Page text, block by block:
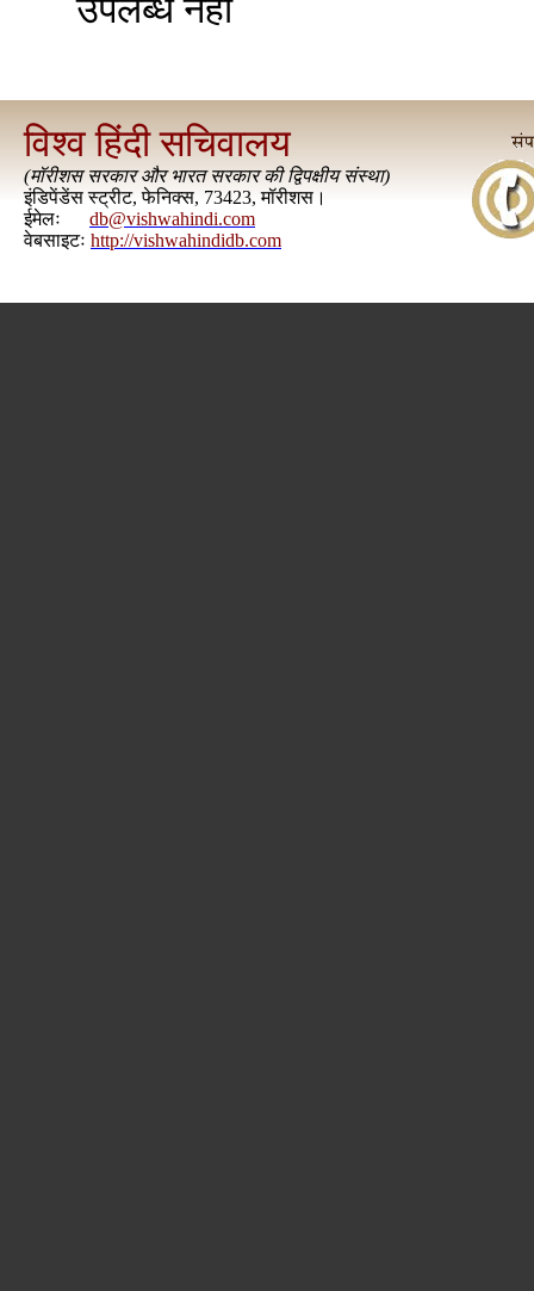
उपलब्ध नहीं
विश्व हिंदी सचिवालय
(मॉरीशस सरकार और भारत सरकार की द्विपक्षीय संस्था)
इंडिपेंडेंस स्ट्रीट, फेनिक्स, 73423, मॉरीशस।
ईमेलः
db@vishwahindi.com
वेबसाइटः http://vishwahindidb.com